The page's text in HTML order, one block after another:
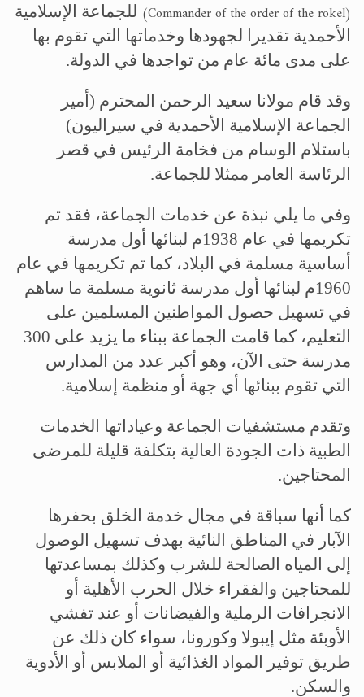
(Commander of the order of the rokel) للجماعة الإسلامية
الأحمدية تقديرا لجهودها وخدماتها التي تقوم بها
على مدى مائة عام من تواجدها في الدولة.
وقد قام مولانا سعيد الرحمن المحترم (أمير
الجماعة الإسلامية الأحمدية في سيراليون)
باستلام الوسام من فخامة الرئيس في قصر
الرئاسة العامر ممثلا للجماعة.
وفي ما يلي نبذة عن خدمات الجماعة، فقد تم
تكريمها في عام 1938م لبنائها أول مدرسة
أساسية مسلمة في البلاد، كما تم تكريمها في عام
1960م لبنائها أول مدرسة ثانوية مسلمة ما ساهم
في تسهيل حصول المواطنين المسلمين على
التعليم، كما قامت الجماعة ببناء ما يزيد على 300
مدرسة حتى الآن، وهو أكبر عدد من المدارس
التي تقوم ببنائها أي جهة أو منظمة إسلامية.
وتقدم مستشفيات الجماعة وعياداتها الخدمات
الطبية ذات الجودة العالية بتكلفة قليلة للمرضى
المحتاجين.
كما أنها سباقة في مجال خدمة الخلق بحفرها
الآبار في المناطق النائية بهدف تسهيل الوصول
إلى المياه الصالحة للشرب وكذلك بمساعدتها
للمحتاجين والفقراء خلال الحرب الأهلية أو
الانجرافات الرملية والفيضانات أو عند تفشي
الأوبئة مثل إيبولا وكورونا، سواء كان ذلك عن
طريق توفير المواد الغذائية أو الملابس أو الأدوية
والسكن.